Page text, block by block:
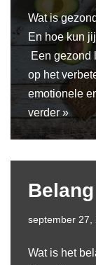
Wat is
En hoe kun
Een gezond
op het
emotionele
verder »
september 27,
Wat is het